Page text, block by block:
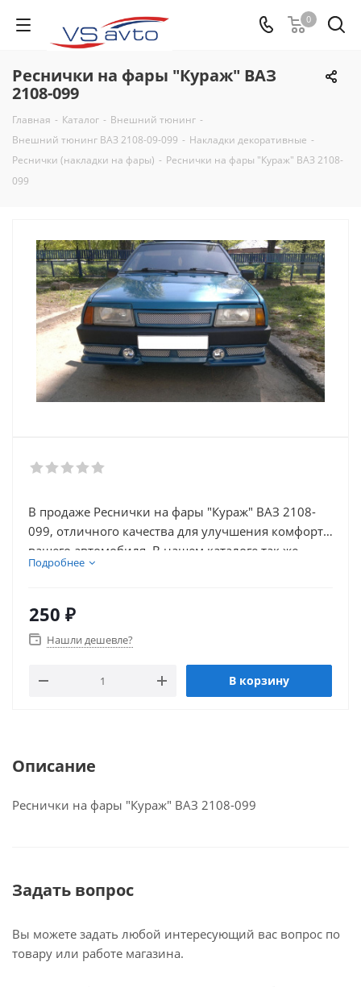
0
Реснички на фары "Кураж" ВАЗ
2108-099
Главная - Каталог - Внешний тюнинг -
Внешний тюнинг ВАЗ 2108-09-099 - Накладки декоративные -
Реснички (накладки на фары) - Реснички на фары "Кураж" ВАЗ 2108-
099
В продаже Реснички на фары "Кураж" ВАЗ 2108-
099, отличного качества для улучшения комфорта
вашего автомобиля. В нашем каталоге так же
присутствует множество товаров для
Подробнее
250 ₽
Нашли дешевле?
В корзину
Описание
Реснички на фары "Кураж" ВАЗ 2108-099
Задать вопрос
Вы можете задать любой интересующий вас вопрос по
товару или работе магазина.